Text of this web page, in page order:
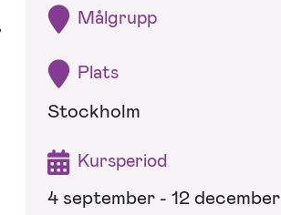
Målgrupp
Plats
Stockholm
Kursperiod
4 september - 12 december